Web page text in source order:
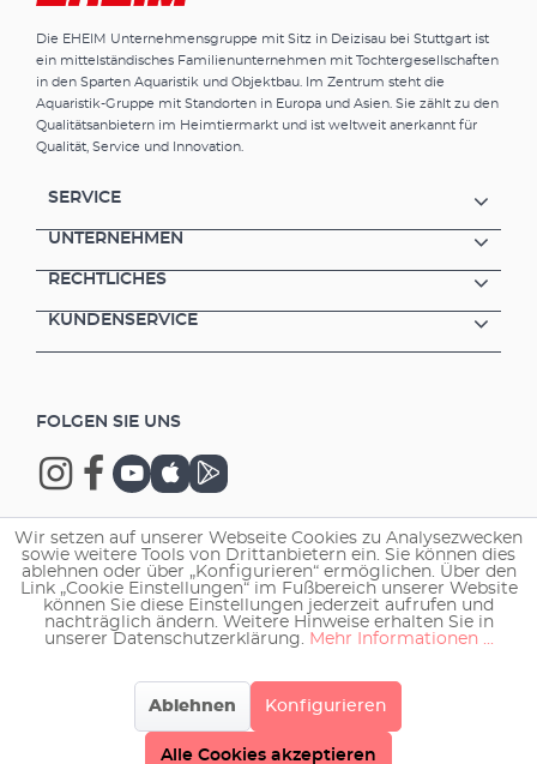
Überhitzungsschutz bei Wassermangel
Lieferumfang: FLOW9000 Teichpumpe für
Filter & Bachlauf Anschlussstutzen 10 m
Netzkabel
Die EHEIM Unternehmensgruppe mit Sitz in Deizisau bei Stuttgart ist
ein mittelständisches Familienunternehmen mit Tochtergesellschaften
in den Sparten Aquaristik und Objektbau. Im Zentrum steht die
Aquaristik-Gruppe mit Standorten in Europa und Asien. Sie zählt zu den
Qualitätsanbietern im Heimtiermarkt und ist weltweit anerkannt für
Qualität, Service und Innovation.
SERVICE
UNTERNEHMEN
RECHTLICHES
KUNDENSERVICE
FOLGEN SIE UNS
Copyright © 2026 EHEIM GmbH & Co. KG.
Wir setzen auf unserer Webseite Cookies zu Analysezwecken
sowie weitere Tools von Drittanbietern ein. Sie können dies
ablehnen oder über „Konfigurieren“ ermöglichen. Über den
Link „Cookie Einstellungen“ im Fußbereich unserer Website
können Sie diese Einstellungen jederzeit aufrufen und
nachträglich ändern. Weitere Hinweise erhalten Sie in
unserer Datenschutzerklärung. Mehr Informationen ...
Ablehnen Konfigurieren
Alle Cookies akzeptieren